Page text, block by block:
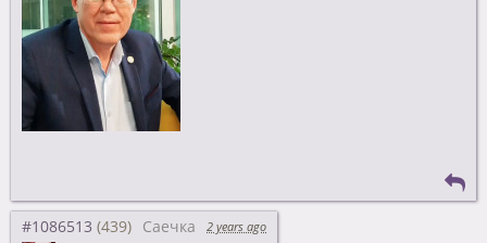
#1086513 Саечка 2 years ago